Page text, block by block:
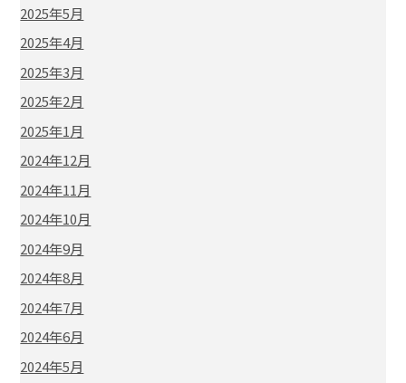
2025年5月
2025年4月
2025年3月
2025年2月
2025年1月
2024年12月
2024年11月
2024年10月
2024年9月
2024年8月
2024年7月
2024年6月
2024年5月